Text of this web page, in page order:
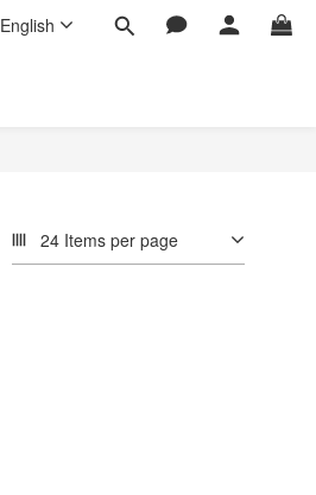
English
24 Items per page